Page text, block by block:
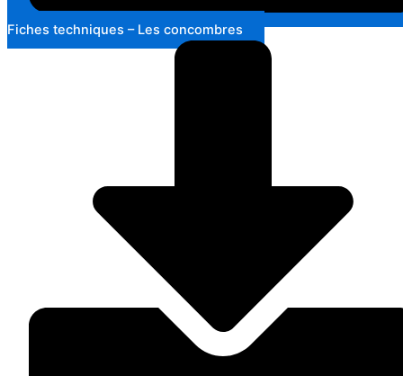
Fiches techniques – Les concombres